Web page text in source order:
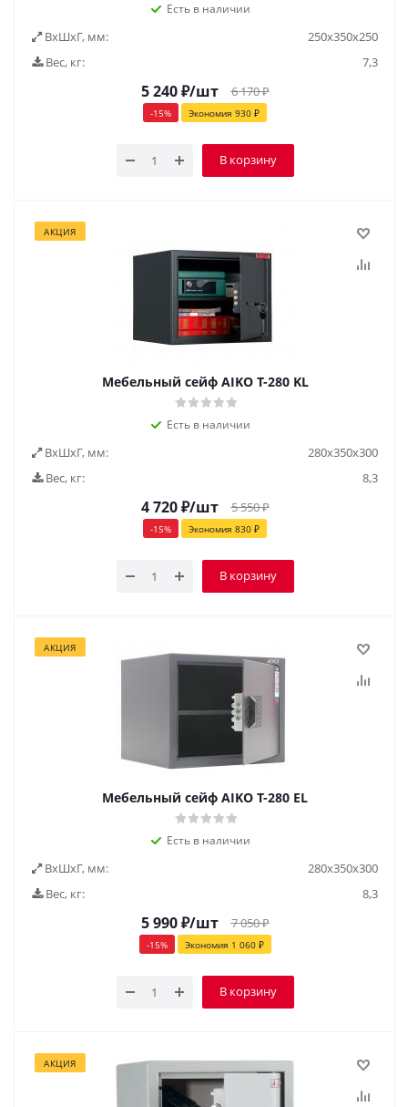
Есть в наличии
ВxШxГ, мм:
250х350х250
Вес, кг:
7,3
5 240₽/шт 6 170₽
-15% Экономия 930 ₽
В корзину
АКЦИЯ
Мебельный сейф AIKO Т-280 KL
Есть в наличии
ВxШxГ, мм:
280х350х300
Вес, кг:
8,3
4 720₽/шт 5 550₽
-15% Экономия 830 ₽
В корзину
АКЦИЯ
Мебельный сейф AIKO Т-280 EL
Есть в наличии
ВxШxГ, мм:
280х350х300
Вес, кг:
8,3
5 990₽/шт 7 050₽
-15% Экономия 1 060₽
В корзину
АКЦИЯ